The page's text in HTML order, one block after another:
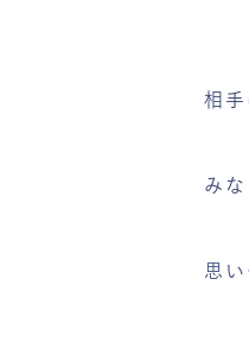
相
み
思